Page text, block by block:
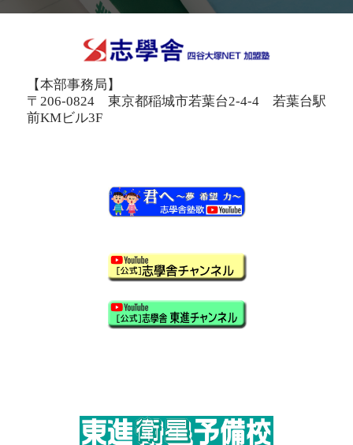
【本部事務局】
〒206-0824 東京都稲城市若葉台2-4-4 若葉台駅
前KMビル3F